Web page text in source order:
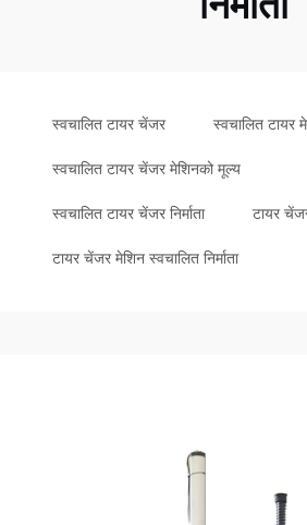
स्वचालित टायर चेंजर स्वचालित टायर
स्वचालित टायर चेंजर मेशिनको मूल्य
स्वचालित टायर चेंजर निर्माता टायर
टायर चेंजर मेशिन स्वचालित निर्माता